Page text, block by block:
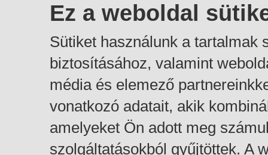
Ez a weboldal
Sütiket használunk a tartalmak
biztosításához, valamint
média és elemező
vonatkozó adatait, akik
amelyeket Ön adott meg
szolgáltatásokból gyűjtöttek. A